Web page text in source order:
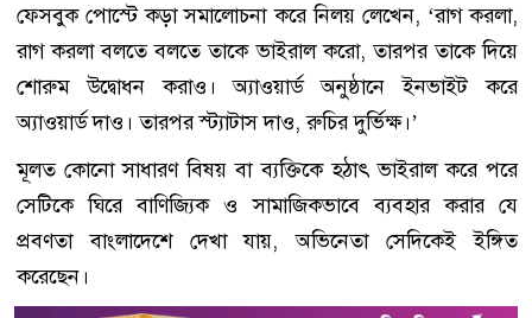
ফেসবুক পোস্টে কড়া সমালোচনা করে নিলয় লেখেন, ‘রাগ করলা,
রাগ করলা বলতে বলতে তাকে ভাইরাল করো, তারপর তাকে দিয়ে
শোরুম উদ্বোধন করাও। অ্যাওয়ার্ড অনুষ্ঠানে ইনভাইট করে
অ্যাওয়ার্ড দাও। তারপর স্ট্যাটাস দাও, রুচির দুর্ভিক্ষ।’
মূলত কোনো সাধারণ বিষয় বা ব্যক্তিকে হঠাৎ ভাইরাল করে পরে
সেটিকে ঘিরে বাণিজ্যিক ও সামাজিকভাবে ব্যবহার করার যে
প্রবণতা বাংলাদেশে দেখা যায়, অভিনেতা সেদিকেই ইঙ্গিত
করেছেন।